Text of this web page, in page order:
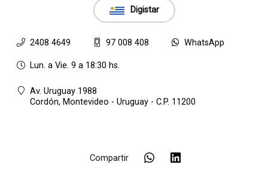
Digistar
2408 4649 97 008 408 WhatsApp
Lun. a Vie. 9 a 18:30 hs.
Av. Uruguay 1988
Cordón, Montevideo - Uruguay - C.P. 11200
Compartir